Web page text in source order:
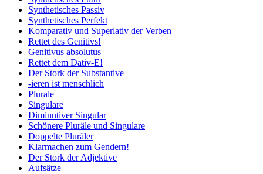
Synthetisches Passiv
Synthetisches Perfekt
Komparativ und Superlativ der Verben
Rettet des Genitivs!
Genitivus absolutus
Rettet dem Dativ-E!
Der Stork der Substantive
-ieren ist menschlich
Plurale
Singulare
Diminutiver Singular
Schönere Pluräle und Singulare
Doppelte Pluräler
Klarmachen zum Gendern!
Der Stork der Adjektive
Aufsätze